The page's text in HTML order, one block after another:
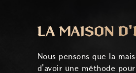
LA MAISON
Nous pensons que la
d'avoir une méthode